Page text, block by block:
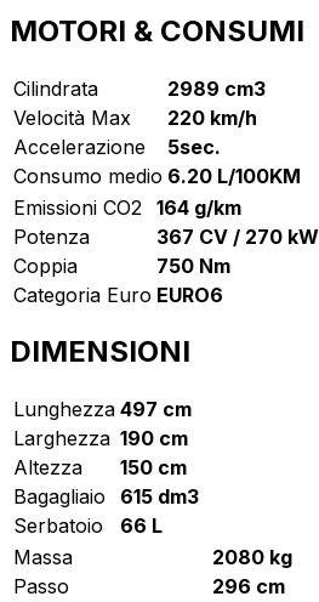
MOTORI & CONSUMI
Cilindrata
2989 cm3
Velocità Max
220 km/h
Accelerazione
5sec.
Consumo medio 6.20 L/100KM
Emissioni CO2
164 g/km
Potenza
367 CV / 270 kW
Coppia
750 Nm
Categoria Euro EURO6
DIMENSIONI
Lunghezza 497 cm
Larghezza 190 cm
Altezza
150 cm
Bagagliaio
615 dm3
Serbatoio
66 L
Massa
2080 kg
Passo
296 cm